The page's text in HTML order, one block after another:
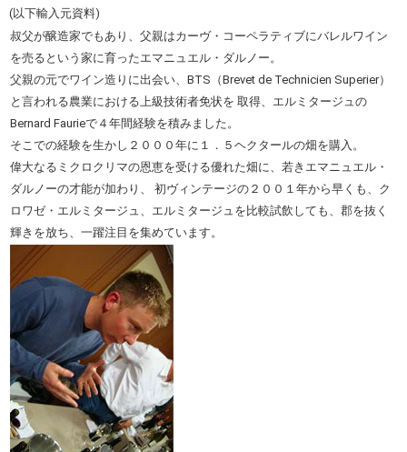
(以下輸入元資料)
叔父が醸造家でもあり、父親はカーヴ・コーペラティブにバレルワイン
を売るという家に育ったエマニュエル・ダルノー。
父親の元でワイン造りに出会い、BTS（Brevet de Technicien Superier）
と言われる農業における上級技術者免状を 取得、エルミタージュの
Bernard Faurieで４年間経験を積みました。
そこでの経験を生かし２０００年に１．５ヘクタールの畑を購入。
偉大なるミクロクリマの恩恵を受ける優れた畑に、若きエマニュエル・
ダルノーの才能が加わり、 初ヴィンテージの２００１年から早くも、ク
ロワゼ・エルミタージュ、エルミタージュを比較試飲しても、郡を抜く
輝きを放ち、一躍注目を集めています。